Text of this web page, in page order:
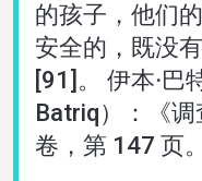
的孩子，他们
安全的，既没
[91]。 伊本·巴
Batriq）：《
卷，第 147 页。